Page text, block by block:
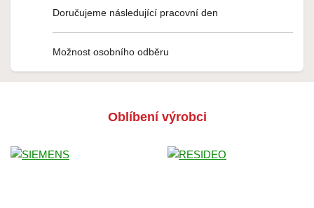
Doručujeme následující pracovní den
Možnost osobního odběru
Oblíbení výrobci